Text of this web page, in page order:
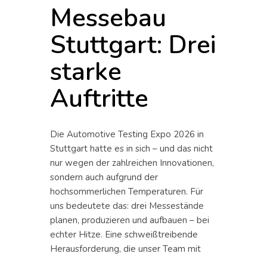
Messebau
Stuttgart: Drei
starke
Auftritte
Die Automotive Testing Expo 2026 in
Stuttgart hatte es in sich – und das nicht
nur wegen der zahlreichen Innovationen,
sondern auch aufgrund der
hochsommerlichen Temperaturen. Für
uns bedeutete das: drei Messestände
planen, produzieren und aufbauen – bei
echter Hitze. Eine schweißtreibende
Herausforderung, die unser Team mit